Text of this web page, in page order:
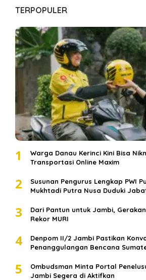
TERPOPULER
1
Warga Danau Kerinci Kini Bisa
Transportasi Online Maxim
2
Susunan Pengurus Lengkap PWI
Mukhtadi Putra Nusa Duduki
3
Dari Pantun untuk Jambi,
Rekor MURI
4
Denpom II/2 Jambi Pastikan
Penanggulangan Bencana
5
Ombudsman Minta Portal
Jambi Segera di Aktifkan